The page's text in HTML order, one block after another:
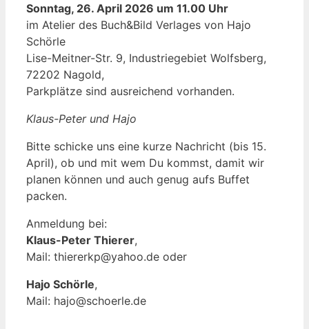
Sonntag, 26. April 2026 um 11.00 Uhr
im Atelier des Buch&Bild Verlages von Hajo
Schörle
Lise-Meitner-Str. 9, Industriegebiet Wolfsberg,
72202 Nagold,
Parkplätze sind ausreichend vorhanden.
Klaus-Peter und Hajo
Bitte schicke uns eine kurze Nachricht (bis 15.
April), ob und mit wem Du kommst, damit wir
planen können und auch genug aufs Buffet
packen.
Anmeldung bei:
Klaus-Peter Thierer,
Mail: thiererkp@yahoo.de oder
Hajo Schörle,
Mail: hajo@schoerle.de